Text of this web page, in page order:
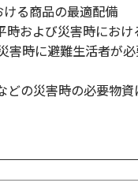
る商品の最適配備
および災害時にお
時に避難生活者が
の災害時の必要物